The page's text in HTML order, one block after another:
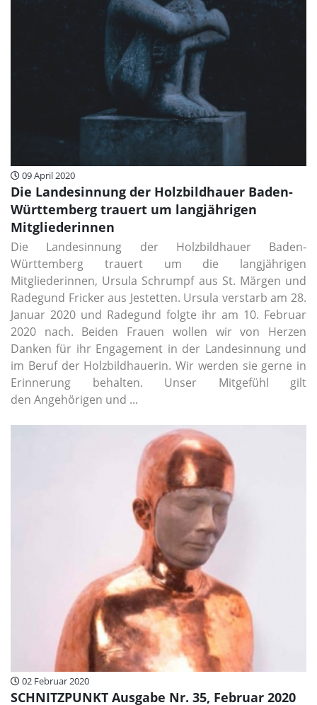
09 April 2020
Die Landesinnung der Holzbildhauer Baden-
Württemberg trauert um langjährigen
Mitgliederinnen
Die Landesinnung der Holzbildhauer Baden-
Württemberg trauert um die langjährigen
Mitgliederinnen, Ursula Schrumpf aus St. Märgen und
Radegund Fricker aus Jestetten. Ursula verstarb am 28.
Januar 2020 und Radegund folgte ihr am 10. Februar
2020 nach. Beiden Frauen wollen wir von Herzen
Danken für ihr Engagement in der Landesinnung und
im Beruf der Holzbildhauerin. Wir werden sie gerne in
Erinnerung behalten. Unser Mitgefühl gilt
den Angehörigen und ...
02 Februar 2020
SCHNITZPUNKT Ausgabe Nr. 35, Februar 2020